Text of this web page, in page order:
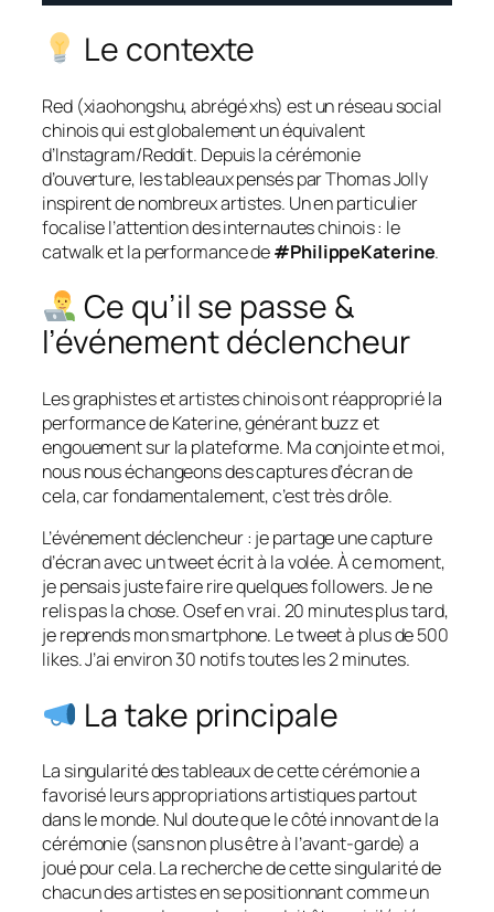
Le contexte
Red (xiaohongshu, abrégé xhs) est un réseau social
chinois qui est globalement un équivalent
d’Instagram/Reddit. Depuis la cérémonie
d’ouverture, les tableaux pensés par Thomas Jolly
inspirent de nombreux artistes. Un en particulier
focalise l’attention des internautes chinois : le
catwalk et la performance de#PhilippeKaterine.
Ce qu’il se passe &
l’événement déclencheur
Les graphistes et artistes chinois ont réapproprié la
performance de Katerine, générant buzz et
engouement sur la plateforme. Ma conjointe et moi,
nous nous échangeons des captures d’écran de
cela, car fondamentalement, c’est très drôle.
L’événement déclencheur : je partage une capture
d’écran avec un tweet écrit à la volée. À ce moment,
je pensais juste faire rire quelques followers. Je ne
relis pas la chose. Osef en vrai. 20 minutes plus tard,
je reprends mon smartphone. Le tweet à plus de 500
likes. J’ai environ 30 notifs toutes les 2 minutes.
La take principale
La singularité des tableaux de cette cérémonie a
favorisé leurs appropriations artistiques partout
dans le monde. Nul doute que le côté innovant de la
cérémonie (sans non plus être à l’avant-garde) a
joué pour cela. La recherche de cette singularité de
chacun des artistes en se positionnant comme un